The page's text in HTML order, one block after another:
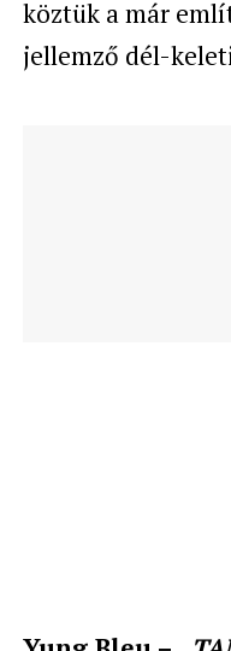
köztük a már
jellemző dél-